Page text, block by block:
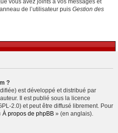
de l’utilisateur puis Gestion des
?
est développé et distribué par
Il est publié sous la licence
2.0) et peut être diffusé librement. Pour
À propos de phpBB » (en anglais).